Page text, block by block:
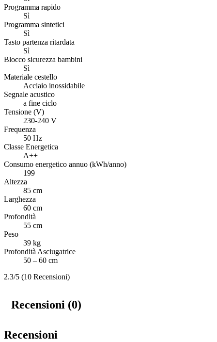
Programma rapido
Sì
Programma sintetici
Sì
Tasto partenza ritardata
Sì
Blocco sicurezza bambini
Sì
Materiale cestello
Acciaio inossidabile
Segnale acustico
a fine ciclo
Tensione (V)
230-240 V
Frequenza
50 Hz
Classe Energetica
A++
Consumo energetico annuo (kWh/anno)
199
Altezza
85 cm
Larghezza
60 cm
Profondità
55 cm
Peso
39 kg
Profondità Asciugatrice
50 – 60 cm
2.3/5 (10 Recensioni)
Recensioni (0)
Recensioni